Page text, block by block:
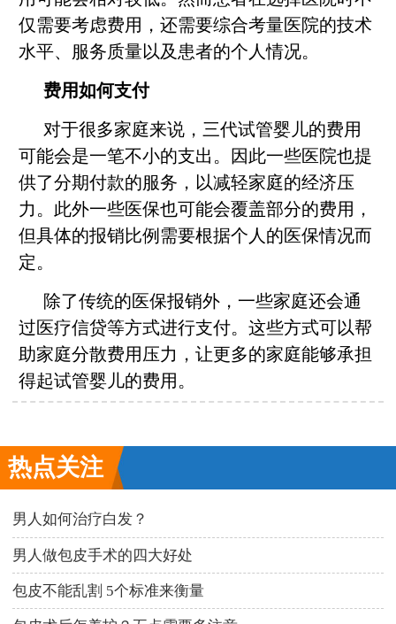
仅需要考虑费用，还需要综合考量医院的技术
水平、服务质量以及患者的个人情况。
费用如何支付
对于很多家庭来说，三代试管婴儿的费用
可能会是一笔不小的支出。因此一些医院也提
供了分期付款的服务，以减轻家庭的经济压
力。此外一些医保也可能会覆盖部分的费用，
但具体的报销比例需要根据个人的医保情况而
定。
除了传统的医保报销外，一些家庭还会通
过医疗信贷等方式进行支付。这些方式可以帮
助家庭分散费用压力，让更多的家庭能够承担
得起试管婴儿的费用。
热点关注
男人如何治疗白发？
男人做包皮手术的四大好处
包皮不能乱割 5个标准来衡量